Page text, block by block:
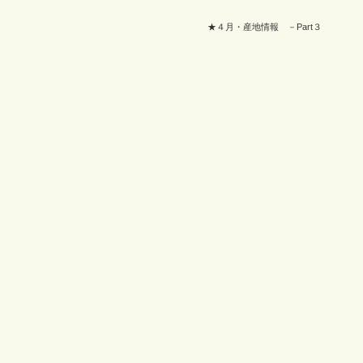
★４月・産地情報 －Part３